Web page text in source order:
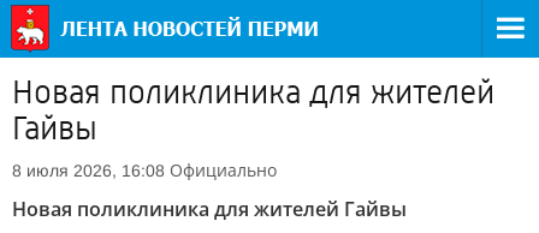
Новая поликлиника для жителей
Гайвы
8 июля 2026, 16:08 Официально
Новая поликлиника для жителей Гайвы